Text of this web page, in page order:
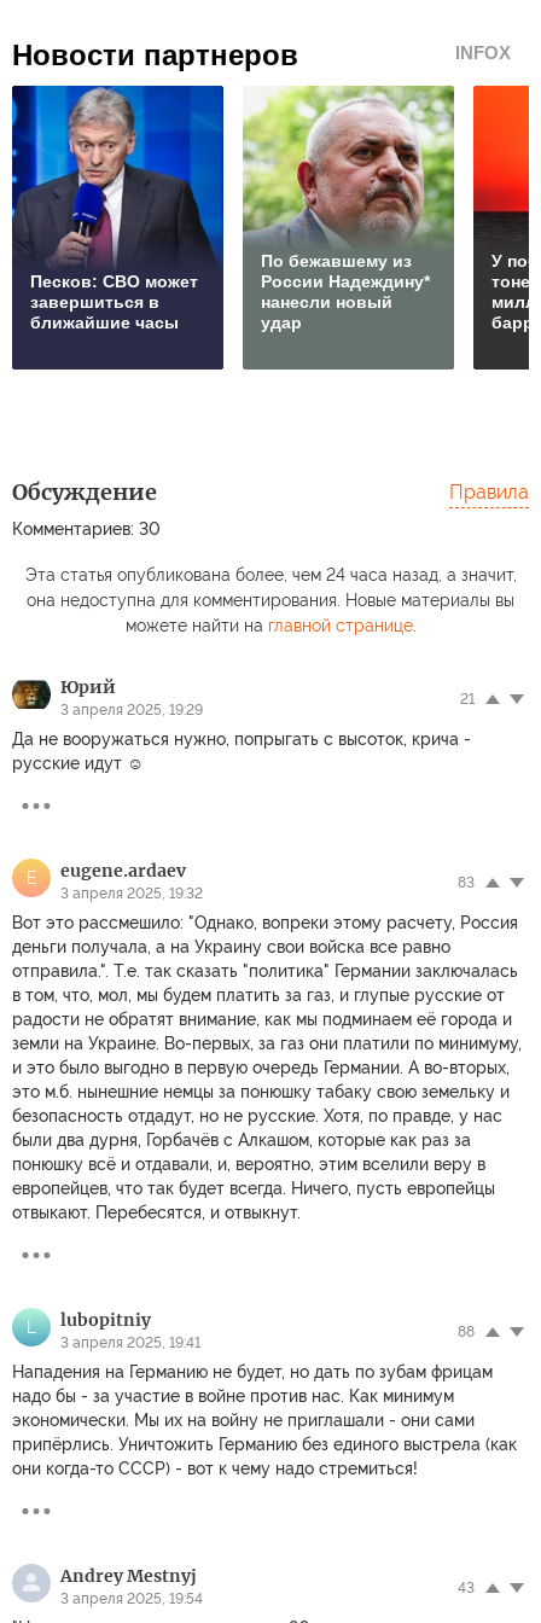
Новости партнеров INFOX
Песков: СВО может
завершиться в
ближайшие часы
По бежавшему из
России Надеждину*
нанесли новый
удар
У
Обсуждение
Комментариев: 30
Правила
Эта статья опубликована более, чем 24 часа назад, а значит,
она недоступна для комментирования. Новые материалы вы
можете найти на главной странице.
Юрий
3 апреля 2025, 19:29
21
Да не вооружаться нужно, попрыгать с высоток, крича -
русские идут ☺️
E eugene.ardaev
3 апреля 2025, 19:32
83
Вот это рассмешило: "Однако, вопреки этому расчету, Россия
деньги получала, а на Украину свои войска все равно
отправила.". Т.е. так сказать "политика" Германии заключалась
в том, что, мол, мы будем платить за газ, и глупые русские от
радости не обратят внимание, как мы подминаем её города и
земли на Украине. Во-первых, за газ они платили по минимуму,
и это было выгодно в первую очередь Германии. А во-вторых,
это м.б. нынешние немцы за понюшку табаку свою земельку и
безопасность отдадут, но не русские. Хотя, по правде, у нас
были два дурня, Горбачёв с Алкашом, которые как раз за
понюшку всё и отдавали, и, вероятно, этим вселили веру в
европейцев, что так будет всегда. Ничего, пусть европейцы
отвыкают. Перебесятся, и отвыкнут.
L lubopitniy
3 апреля 2025, 19:41
88
Нападения на Германию не будет, но дать по зубам фрицам
надо бы - за участие в войне против нас. Как минимум
экономически. Мы их на войну не приглашали - они сами
припëрлись. Уничтожить Германию без единого выстрела (как
они когда-то СССР) - вот к чему надо стремиться!
Andrey Mestnyj
3 апреля 2025, 19:54
43